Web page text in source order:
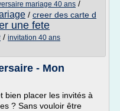
mariage 40 ans /
/ creer des carte d
une fete
/ invitation 40 ans
- Mon
bien placer les invités à
? Sans vouloir être